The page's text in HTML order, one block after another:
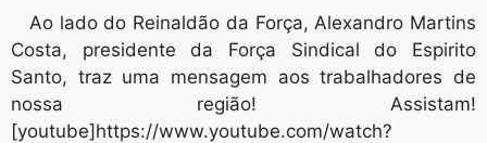
Ao lado do Reinaldão da Força, Alexandro Martins
Costa, presidente da Força Sindical do Espirito
Santo, traz uma mensagem aos trabalhadores de
nossa região! Assistam!
[youtube]https://www.youtube.com/watch?